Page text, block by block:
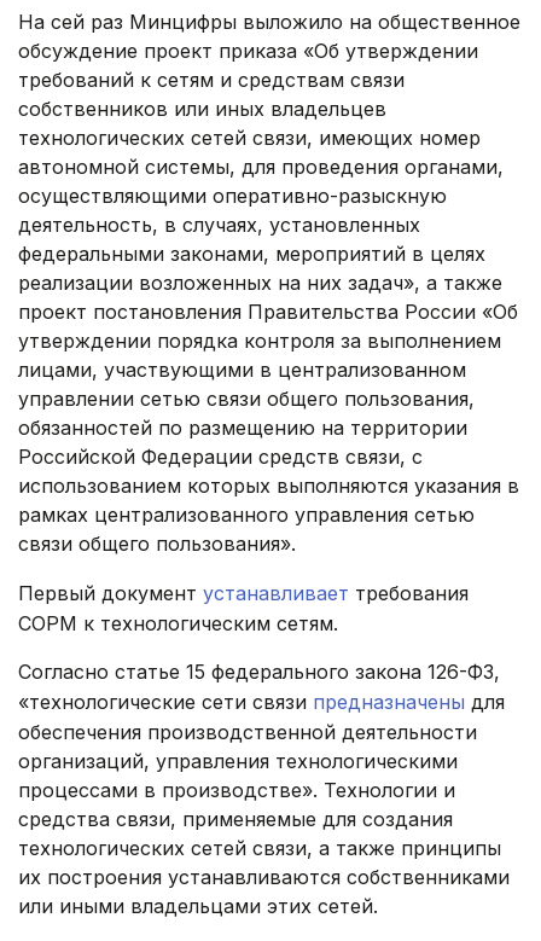
На сей раз Минцифры выложило на общественное
обсуждение проект приказа «Об утверждении
требований к сетям и средствам связи
собственников или иных владельцев
технологических сетей связи, имеющих номер
автономной системы, для проведения органами,
осуществляющими оперативно-разыскную
деятельность, ‎в случаях, установленных
федеральными законами, ‎мероприятий в целях
реализации возложенных на них задач», а также
проект постановления Правительства России «Об
утверждении порядка контроля за выполнением
лицами, участвующими в централизованном
управлении сетью связи общего пользования,
обязанностей по размещению на территории
Российской Федерации средств связи, с
использованием которых выполняются указания в
рамках централизованного управления сетью
связи общего пользования».
Первый документ устанавливает требования
СОРМ к технологическим сетям.
Согласно статье 15 федерального закона 126-ФЗ,
«технологические сети связи предназначены для
обеспечения производственной деятельности
организаций, управления технологическими
процессами в производстве». Технологии и
средства связи, применяемые для создания
технологических сетей связи, а также принципы
их построения устанавливаются собственниками
или иными владельцами этих сетей.